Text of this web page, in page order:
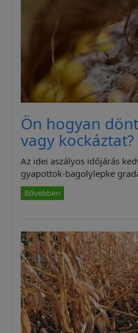
Ön hogyan
vagy kockáztat?
Az idei aszályos időjárás
gyapottok-bagolylepke
Bővebben